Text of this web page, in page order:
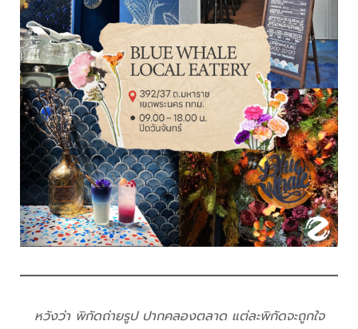
หวังว่า พิกัดถ่ายรูป ปากคลองตลาด แต่ละพิกัดจะถูกใจ